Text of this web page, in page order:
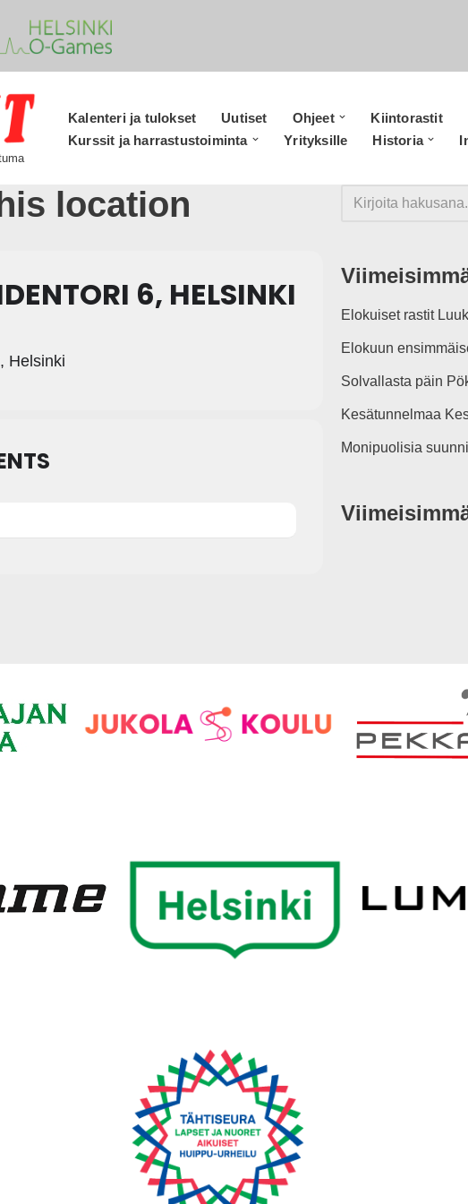
Kalenteri ja tulokset Uutiset Ohjeet Kiintorastit
Kurssit ja harrastustoiminta
Yrityksille Historia
location
6, HELSINKI
Helsinki
Elokuiset rastit
Elokuun
Solvallasta päin
Kesätunnelmaa
Monipuolisia